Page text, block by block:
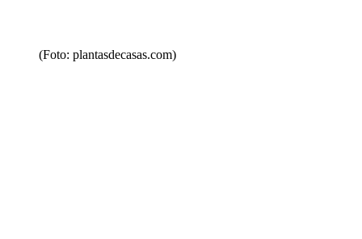
(Foto: plantasdecasas.com)